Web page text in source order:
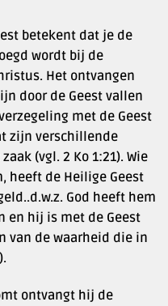
betekent dat je de
wordt bij de
Het ontvangen
door de Geest vallen
met de Geest
zijn verschillende
(vgl. 2 Ko 1:21). Wie
heeft de Heilige Geest
God heeft hem
en hij is met de Geest
van de waarheid die in
ontvangt hij de